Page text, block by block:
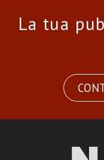
La tua